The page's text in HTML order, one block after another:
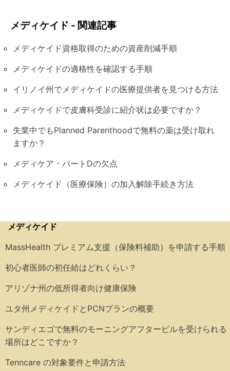
メディケイド - 関連記事
メディケイド資格取得のための資産削減手順
メディケイドの適格性を確認する手順
イリノイ州でメディケイドの医療提供者を見つける方法
メディケイドで皮膚科受診に紹介状は必要ですか？
失業中でもPlanned Parenthoodで無料の薬は受け取れ
ますか？
メディケア・パートDの欠点
メディケイド（医療保険）の加入解除手続き方法
メディケイド
MassHealth プレミアム支援（保険料補助）を申請する手順
初心者医師の初任給はどれくらい？
アリゾナ州の低所得者向け健康保険
ユタ州メディケイドとPCNプランの概要
サンディエゴで無料のモーニングアフターピルを受けられる
場所はどこですか？
Tenncare の対象要件と申請方法